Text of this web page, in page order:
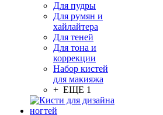
Для пудры
Для румян и
хайлайтера
Для теней
Для тона и
коррекции
Набор кистей
для макияжа
+ ЕЩЕ 1